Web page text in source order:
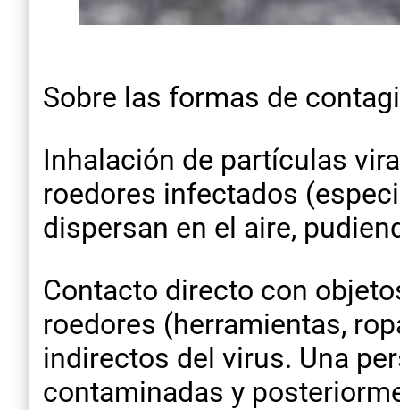
Sobre las formas de
Inhalación de partículas
roedores infectados
dispersan en el aire,
Contacto directo con
roedores (herramientas,
indirectos del virus. Una
contaminadas y